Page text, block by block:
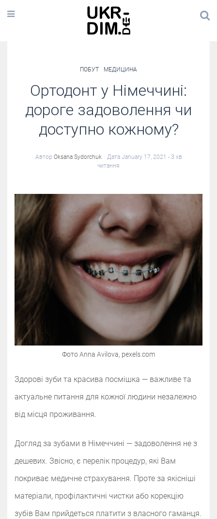
ПОБУТ МЕДИЦИНА
Ортодонт у Німеччині:
дороге задоволення чи
доступно кожному?
Автор Oksana Sydorchuk Дата January 17, 2021 - 3 хв
читання
Фото Anna Avilova, pexels.com
Здорові зуби та красива посмішка — важливе та
актуальне питання для кожної людини незалежно
від місця проживання.
Догляд за зубами в Німеччині — задоволення не з
дешевих. Звісно, є перелік процедур, які Вам
покриває медичне страхування. Проте за якісніші
матеріали, профілактичні чистки або корекцію
зубів Вам прийдеться платити з власного гаманця.